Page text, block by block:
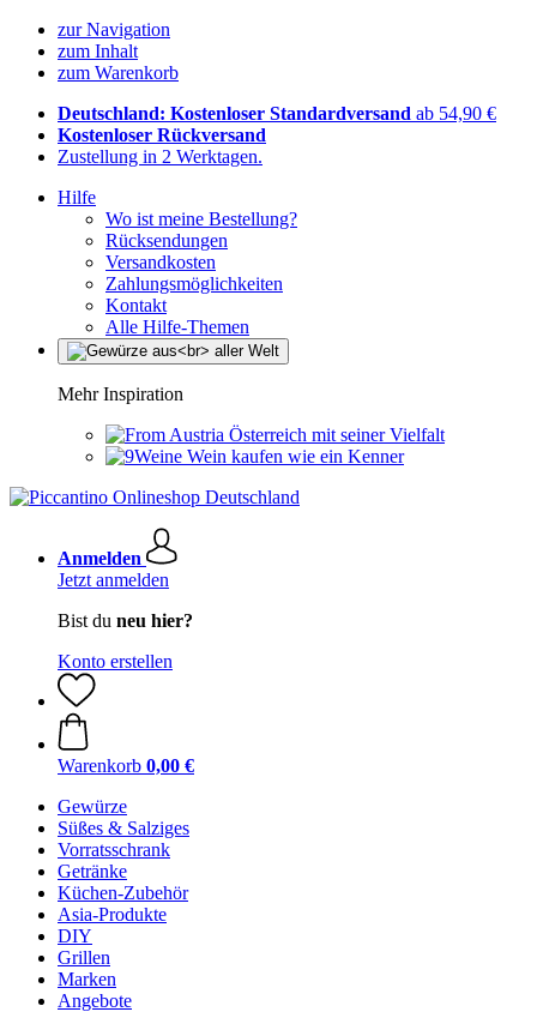
zur Navigation
zum Inhalt
zum Warenkorb
Deutschland: Kostenloser Standardversand ab 54,90 €
Kostenloser Rückversand
Zustellung in 2 Werktagen.
Hilfe
Wo ist meine Bestellung?
Rücksendungen
Versandkosten
Zahlungsmöglichkeiten
Kontakt
Alle Hilfe-Themen
Mehr Inspiration
Österreich mit seiner Vielfalt
Wein kaufen wie ein Kenner
Anmelden
Jetzt anmelden
Bist du neu hier?
Konto erstellen
Warenkorb 0,00 €
Gewürze
Süßes & Salziges
Vorratsschrank
Getränke
Küchen-Zubehör
Asia-Produkte
DIY
Grillen
Marken
Angebote